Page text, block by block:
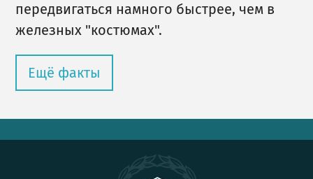
передвигаться намного быстрее, чем в
железных "костюмах".
Ещё факты